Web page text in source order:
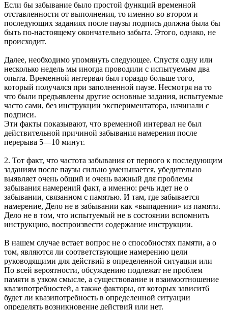
Если бы забывание было простой функций временной
отставленности от выполнения, то именно во втором и
последующих заданиях после паузы подпись должна была бы
быть по-настоящему окончательно забыта. Этого, однако, не
происходит.
Далее, необходимо упомянуть следующее. Спустя одну или
несколько недель мы иногда проводили с испытуемым два
опыта. Временной интервал был гораздо больше того,
который получался при заполненной паузе. Несмотря на то
что были предъявлены другие основные задания, испытуемые
часто сами, без инструкции экспериментатора, начинали с
подписи.
Эти факты показывают, что временной интервал не был
действительной причиной забывания намерения после
перерыва 5—10 минут.
2. Тот факт, что частота забывания от первого к последующим
заданиям после паузы сильно уменьшается, убедительно
выявляет очень общий и очень важный для проблемы
забывания намерений факт, а именно: речь идет не о
забывании, связанном с памятью. И там, где забывается
намерение, Дело не в забывании как «выпадении» из памяти.
Дело не в том, что испытуемый не в состоянии вспомнить
инструкцию, воспроизвести содержание инструкции.
В нашем случае встает вопрос не о способностях памяти, а о
том, являются ли соответствующие намерению цели
руководящими для действий в определенной ситуации или
По всей вероятности, обсуждению подлежат не проблем
памяти в узком смысле, а существование и взаимоотношение
квазипотребностей, а также факторы, от которых зависит6
будет ли квазипотребность в определенной ситуации
определять возникновение действий или нет.